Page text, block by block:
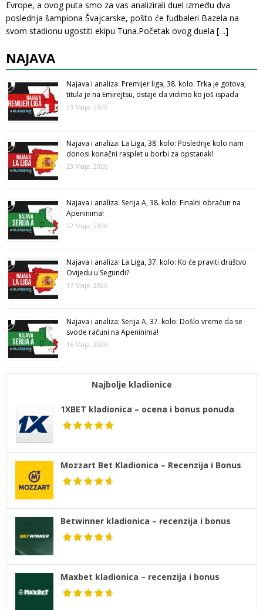
Evrope, a ovog puta smo za vas analizirali duel između dva
poslednja šampiona Švajcarske, pošto će fudbaleri Bazela na
svom stadionu ugostiti ekipu Tuna.Početak ovog duela […]
NAJAVA
Najava i analiza: Premijer liga, 38. kolo: Trka je gotova,
titula je na Emirejtsu, ostaje da vidimo ko još ispada
23 Maja, 2026
Najava i analiza: La Liga, 38. kolo: Poslednje kolo nam
donosi konačni rasplet u borbi za opstanak!
23 Maja, 2026
Najava i analiza: Serija A, 38. kolo: Finalni obračun na
Apeninima!
22 Maja, 2026
Najava i analiza: La Liga, 37. kolo: Ko će praviti društvo
Ovijedu u Segundi?
17 Maja, 2026
Najava i analiza: Serija A, 37. kolo: Došlo vreme da se
svode računi na Apeninima!
16 Maja, 2026
Najbolje kladionice
1XBET kladionica – ocena i bonus ponuda
Mozzart Bet Kladionica – Recenzija i Bonus
Betwinner kladionica – recenzija i bonus
Maxbet kladionica – recenzija i bonus